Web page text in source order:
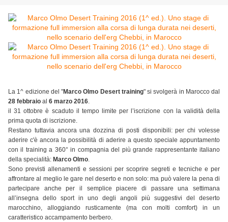
La 1^ edizione del "Marco Olmo Desert training" si svolgerà in Marocco dal
28 febbraio al 6 marzo 2016.
il 31 ottobre è scaduto il tempo limite per l’iscrizione con la validità della
prima quota di iscrizione.
Restano tuttavia ancora una dozzina di posti disponibili: per chi volesse
aderire c'è ancora la possibilità di aderire a questo speciale appuntamento
con il training a 360° in compagnia del più grande rappresentante italiano
della specialità: Marco Olmo.
Sono previsti allenamenti e sessioni per scoprire segreti e tecniche e per
affrontare al meglio le gare nel deserto e non solo: ma può valere la pena di
partecipare anche per il semplice piacere di passare una settimana
all’insegna dello sport in uno degli angoli più suggestivi del deserto
marocchino, alloggiando rusticamente (ma con molti comfort) in un
caratteristico accampamento berbero.